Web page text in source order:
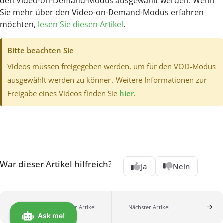
Sie mehr über den Video-on-Demand-Modus erfahren
möchten, lesen Sie diesen Artikel.
Bitte beachten Sie
Videos müssen freigegeben werden, um für den VOD-Modus
ausgewählt werden zu können. Weitere Informationen zur
Freigabe eines Videos finden Sie hier.
War dieser Artikel hilfreich? Ja Nein
Vorheriger Artikel Nächster Artikel